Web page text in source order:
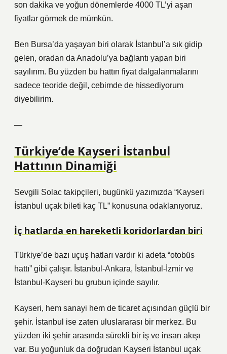
son dakika ve yoğun dönemlerde 4000 TL’yi aşan
fiyatlar görmek de mümkün.
Ben Bursa’da yaşayan biri olarak İstanbul’a sık gidip
gelen, oradan da Anadolu’ya bağlantı yapan biri
sayılırım. Bu yüzden bu hattın fiyat dalgalanmalarını
sadece teoride değil, cebimde de hissediyorum
diyebilirim.
—
Türkiye’de Kayseri İstanbul
Hattının Dinamiği
Sevgili Solac takipçileri, bugünkü yazımızda “Kayseri
İstanbul uçak bileti kaç TL” konusuna odaklanıyoruz.
İç hatlarda en hareketli koridorlardan biri
Türkiye’de bazı uçuş hatları vardır ki adeta “otobüs
hattı” gibi çalışır. İstanbul-Ankara, İstanbul-İzmir ve
İstanbul-Kayseri bu grubun içinde sayılır.
Kayseri, hem sanayi hem de ticaret açısından güçlü bir
şehir. İstanbul ise zaten uluslararası bir merkez. Bu
yüzden iki şehir arasında sürekli bir iş ve insan akışı
var. Bu yoğunluk da doğrudan Kayseri İstanbul uçak